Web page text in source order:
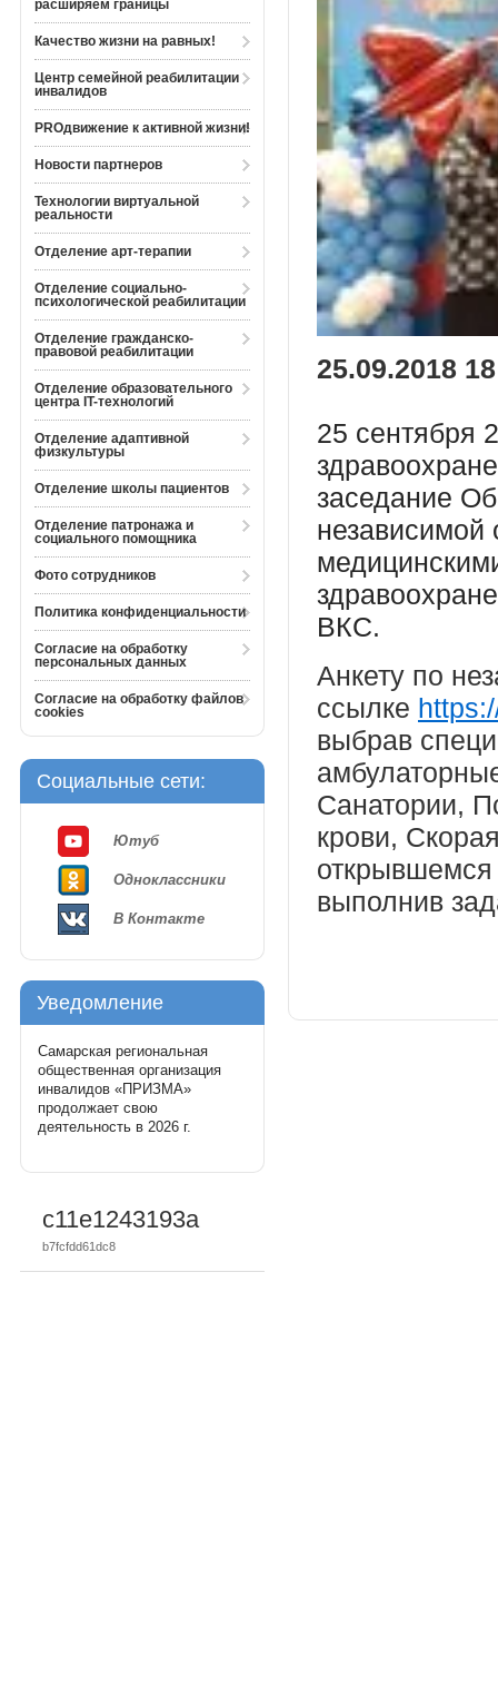
расширяем границы
Качество жизни на равных!
Центр семейной реабилитации
инвалидов
PROдвижение к активной жизни!
Новости партнеров
Технологии виртуальной
реальности
Отделение арт-терапии
Отделение социально-
психологической реабилитации
Отделение гражданско-
правовой реабилитации
Отделение образовательного
центра IT-технологий
Отделение адаптивной
физкультуры
Отделение школы пациентов
Отделение патронажа и
социального помощника
Фото сотрудников
Политика конфиденциальности
Согласие на обработку
персональных данных
Согласие на обработку файлов
cookies
Социальные сети:
Ютуб
Одноклассники
В Контакте
Уведомление
Самарская региональная
общественная организация
инвалидов «ПРИЗМА»
продолжает свою
деятельность в 2026 г.
c11e1243193a
b7fcfdd61dc8
25.09.2018
25 сентября
заседание
независимой
ВКС.
Анкету по
ссылке
выбрав
Санатории,
крови,
открывшемся
выполнив